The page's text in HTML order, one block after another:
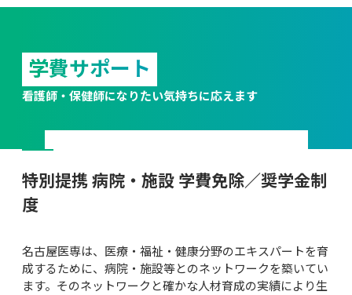
学費サポート
看護師・保健師になりたい気持ちに応えます
特別提携 病院・施設 学費免除／奨学金制
度
名古屋医専は、医療・福祉・健康分野のエキスパートを育
成するために、病院・施設等とのネットワークを築いてい
ます。そのネットワークと確かな人材育成の実績により生